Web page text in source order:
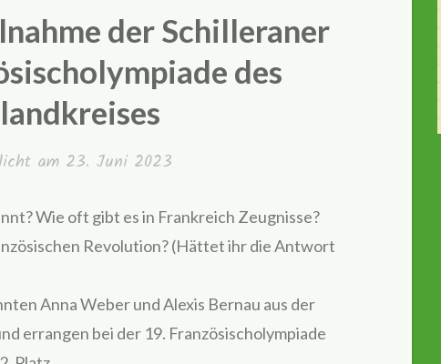
der Schilleraner
des
am 23. Juni 2023
Wie oft gibt es in Frankreich Zeugnisse?
Revolution? (Hättet ihr die Antwort
Anna Weber und Alexis Bernau aus der
errangen bei der 19. Französischolympiade